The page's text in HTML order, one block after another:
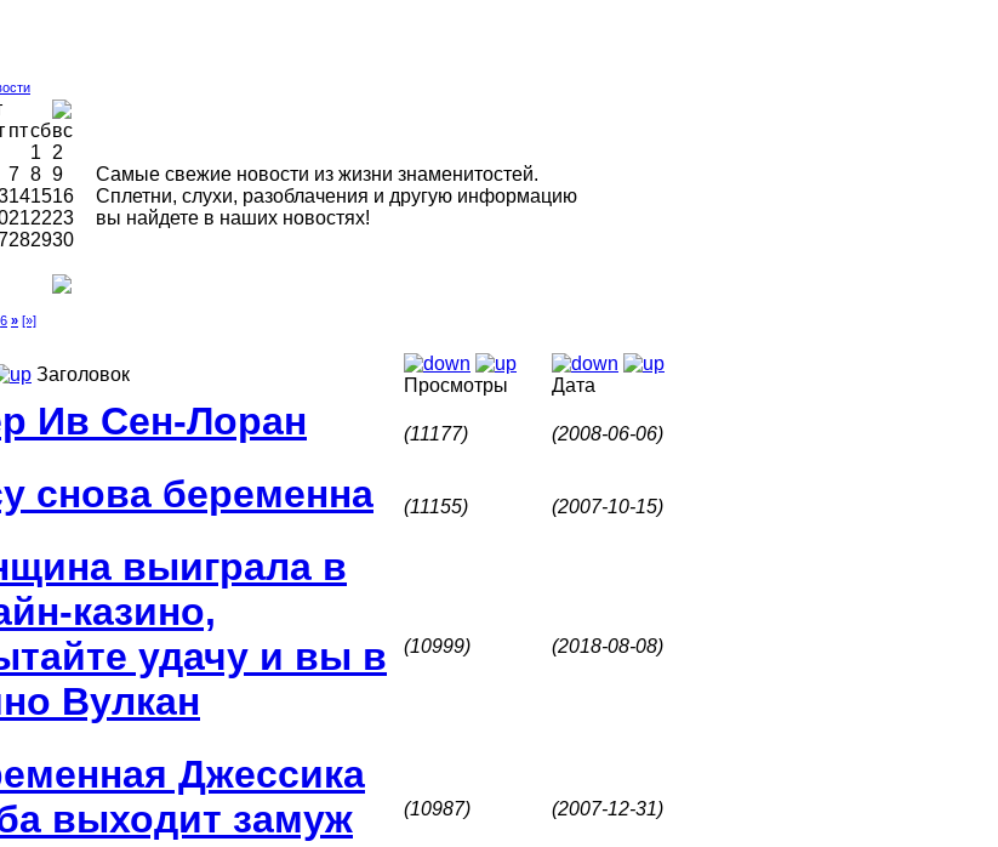
птсбвс
1
2
7 8 9
141516
212223
282930
Самые свежие новости из жизни знаменитостей.
Сплетни, слухи, разоблачения и другую информацию
вы найдете в наших новостях!
6 » [»]
Заголовок
Просмотры Дата
Ив Сен-Лоран (11177) (2008-06-06)
снова беременна (11155) (2007-10-15)
выиграла в
казино,
удачу и вы в
Вулкан
(10999) (2018-08-08)
Джессика
выходит замуж
(10987) (2007-12-31)